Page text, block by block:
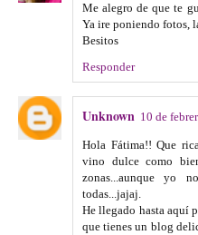
Me alegro de que te
Ya ire poniendo fotos,
Besitos
Responder
Unknown 10 de
Hola Fátima!! Que
vino dulce como
zonas...aunque yo
todas...jajaj.
He llegado hasta aquí
que tienes un blog